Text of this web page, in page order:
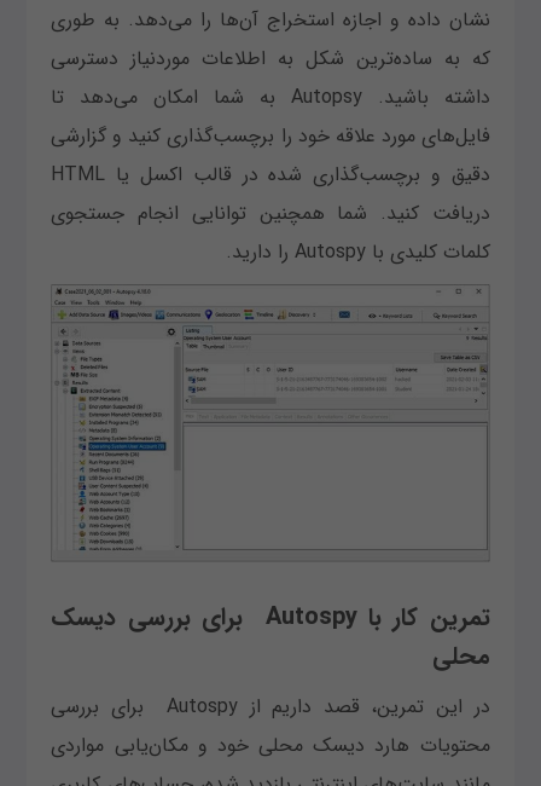
نشان داده و اجازه استخراج آن‌ها را می‌دهد. به طوری
که به ساده‌ترین شکل به اطلاعات موردنیاز دسترسی
داشته باشید. Autopsy به شما امکان می‌دهد تا
فایل‌های مورد علاقه خود را برچسب‌گذاری کنید و گزارشی
دقیق و برچسب‌گذاری شده در قالب اکسل یا HTML
دریافت کنید. شما همچنین توانایی انجام جستجوی
کلمات کلیدی با Autospy را دارید.
تمرین کار با Autospy برای بررسی دیسک
محلی
در این تمرین، قصد داریم از Autospy برای بررسی
محتویات هارد دیسک محلی خود و مکان‌یابی مواردی